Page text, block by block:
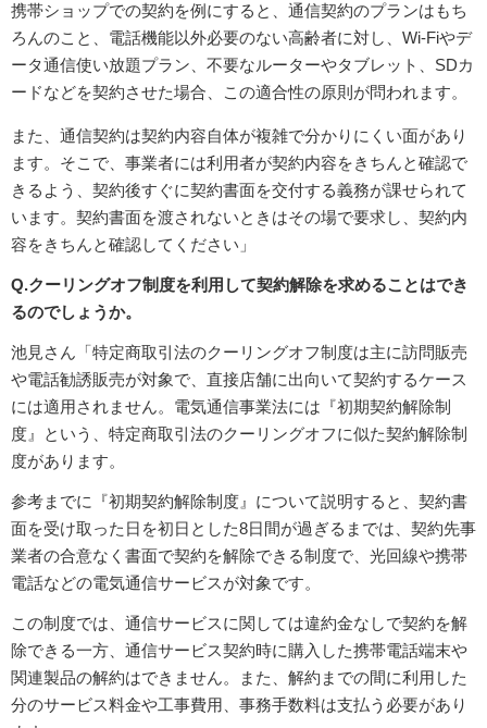
携帯ショップでの契約を例にすると、通信契約のプランはもち
ろんのこと、電話機能以外必要のない高齢者に対し、Wi-Fiやデ
ータ通信使い放題プラン、不要なルーターやタブレット、SDカ
ードなどを契約させた場合、この適合性の原則が問われます。
また、通信契約は契約内容自体が複雑で分かりにくい面があり
ます。そこで、事業者には利用者が契約内容をきちんと確認で
きるよう、契約後すぐに契約書面を交付する義務が課せられて
います。契約書面を渡されないときはその場で要求し、契約内
容をきちんと確認してください」
Q.クーリングオフ制度を利用して契約解除を求めることはでき
るのでしょうか。
池見さん「特定商取引法のクーリングオフ制度は主に訪問販売
や電話勧誘販売が対象で、直接店舗に出向いて契約するケース
には適用されません。電気通信事業法には『初期契約解除制
度』という、特定商取引法のクーリングオフに似た契約解除制
度があります。
参考までに『初期契約解除制度』について説明すると、契約書
面を受け取った日を初日とした8日間が過ぎるまでは、契約先事
業者の合意なく書面で契約を解除できる制度で、光回線や携帯
電話などの電気通信サービスが対象です。
この制度では、通信サービスに関しては違約金なしで契約を解
除できる一方、通信サービス契約時に購入した携帯電話端末や
関連製品の解約はできません。また、解約までの間に利用した
分のサービス料金や工事費用、事務手数料は支払う必要があり